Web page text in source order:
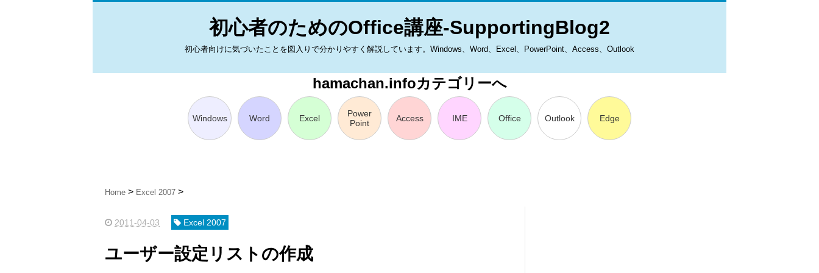
初心者のためのOffice講座-SupportingBlog2
初心者向けに気づいたことを図入りで分かりやすく解説しています。Windows、Word、Excel、PowerPoint、Access、Outlook
hamachan.infoカテゴリーへ
Windows Word Excel
Power
Point
Access IME Office Outlook Edge
Home Excel 2007
2011-04-03 Excel 2007
ユーザー設定リストの作成